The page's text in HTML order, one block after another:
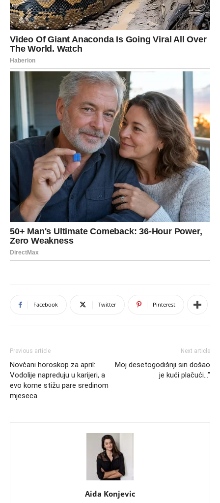
Facebook Twitter Pinterest
Previous article
Novčani horoskop za april:
Vodolije napreduju u karijeri, a
evo kome stižu pare sredinom
mjeseca
Next article
Moj desetogodišnji sin došao
je kući plačući…”
Aida Konjevic